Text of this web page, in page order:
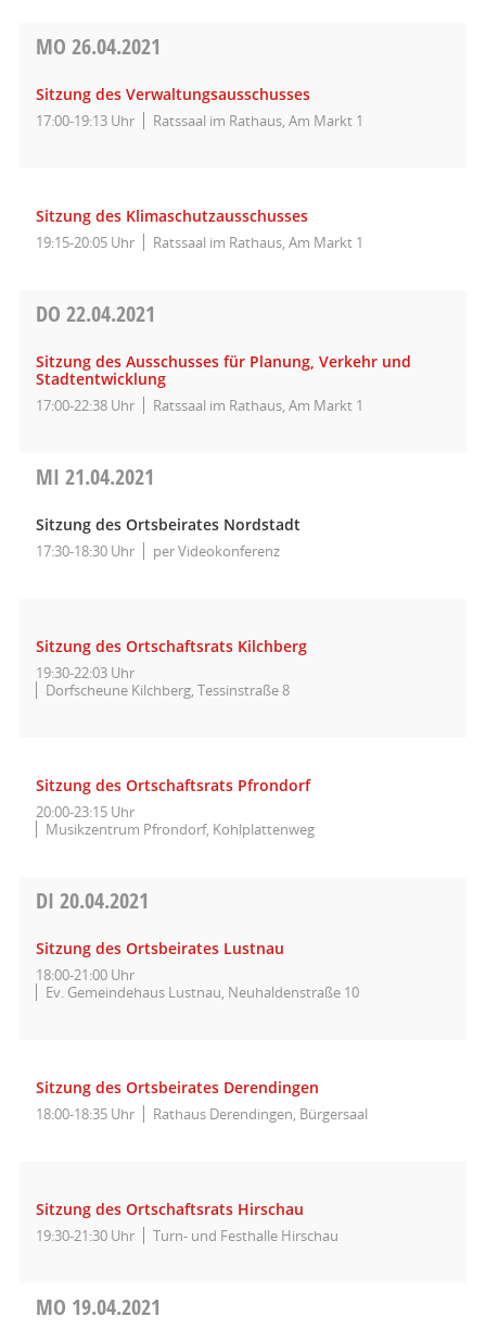
MO 26.04.2021
Sitzung des Verwaltungsausschusses
17:00-19:13 Uhr Ratssaal im Rathaus, Am Markt 1
Sitzung des Klimaschutzausschusses
19:15-20:05 Uhr Ratssaal im Rathaus, Am Markt 1
DO 22.04.2021
Sitzung des Ausschusses für Planung, Verkehr und
Stadtentwicklung
17:00-22:38 Uhr Ratssaal im Rathaus, Am Markt 1
MI 21.04.2021
Sitzung des Ortsbeirates Nordstadt
17:30-18:30 Uhr per Videokonferenz
Sitzung des Ortschaftsrats Kilchberg
19:30-22:03 Uhr
Dorfscheune Kilchberg, Tessinstraße 8
Sitzung des Ortschaftsrats Pfrondorf
20:00-23:15 Uhr
Musikzentrum Pfrondorf, Kohlplattenweg
DI 20.04.2021
Sitzung des Ortsbeirates Lustnau
18:00-21:00 Uhr
Ev. Gemeindehaus Lustnau, Neuhaldenstraße 10
Sitzung des Ortsbeirates Derendingen
18:00-18:35 Uhr Rathaus Derendingen, Bürgersaal
Sitzung des Ortschaftsrats Hirschau
19:30-21:30 Uhr Turn- und Festhalle Hirschau
MO 19.04.2021